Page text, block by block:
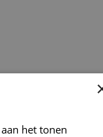
het tonen